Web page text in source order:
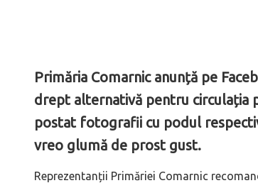
Primăria Comarnic anunță pe
drept alternativă pentru circulația
postat fotografii cu podul
vreo glumă de prost gust.
Reprezentanții Primăriei Comarnic